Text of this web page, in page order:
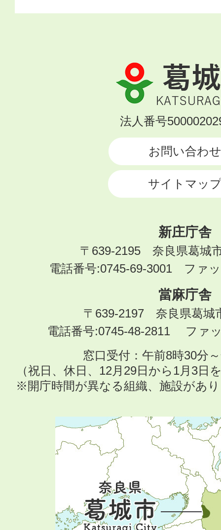
葛
城
市
KATSURAGI
法人番号
お問い合わせ
サイトマッ
新庄庁舎
〒639-2195 奈良県葛城
電話番号:0745-69-3001 ファ
當麻庁舎
〒639-2197 奈良県葛城
電話番号:0745-48-2811 ファ
窓口受付：午前8時30分
（祝日、休日、12月29日から1月3日
※開庁時間が異なる組織、施設があ